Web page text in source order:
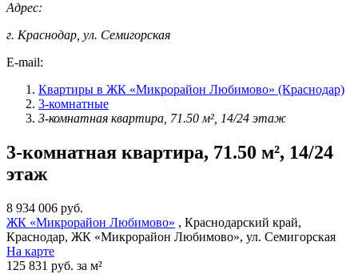
Адрес:
г. Краснодар, ул. Семигорская
E-mail:
Квартиры в ЖК «Микрорайон Любимово» (Краснодар)
3-комнатные
3-комнатная квартира, 71.50 м², 14/24 этаж
3-комнатная квартира, 71.50 м², 14/24
этаж
8 934 006 руб.
ЖК «Микрорайон Любимово» , Краснодарский край,
Краснодар, ЖК «Микрорайон Любимово», ул. Семигорская
На карте
125 831 руб. за м²